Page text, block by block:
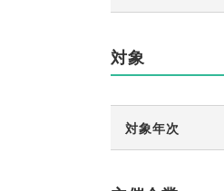
対象
対象年次